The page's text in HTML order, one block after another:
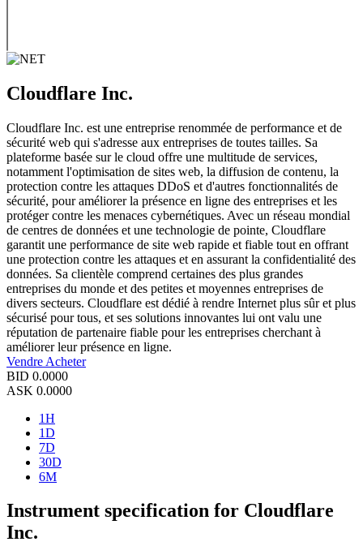
Cloudflare Inc.
Cloudflare Inc. est une entreprise renommée de performance et de
sécurité web qui s'adresse aux entreprises de toutes tailles. Sa
plateforme basée sur le cloud offre une multitude de services,
notamment l'optimisation de sites web, la diffusion de contenu, la
protection contre les attaques DDoS et d'autres fonctionnalités de
sécurité, pour améliorer la présence en ligne des entreprises et les
protéger contre les menaces cybernétiques. Avec un réseau mondial
de centres de données et une technologie de pointe, Cloudflare
garantit une performance de site web rapide et fiable tout en offrant
une protection contre les attaques et en assurant la confidentialité des
données. Sa clientèle comprend certaines des plus grandes
entreprises du monde et des petites et moyennes entreprises de
divers secteurs. Cloudflare est dédié à rendre Internet plus sûr et plus
sécurisé pour tous, et ses solutions innovantes lui ont valu une
réputation de partenaire fiable pour les entreprises cherchant à
améliorer leur présence en ligne.
Vendre Acheter
BID 0.0000
ASK 0.0000
1H
1D
7D
30D
6M
Instrument specification for Cloudflare
Inc.